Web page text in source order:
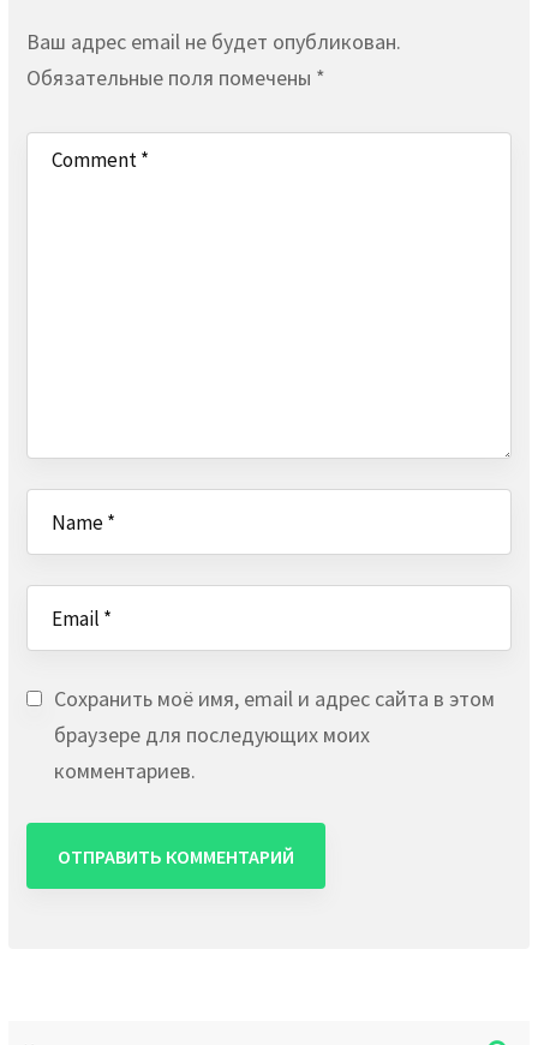
Ваш адрес email не будет опубликован.
Обязательные поля помечены *
Сохранить моё имя, email и адрес сайта в этом
браузере для последующих моих
комментариев.